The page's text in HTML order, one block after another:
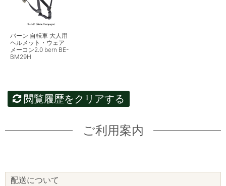
バーン 自転車 大人用
ヘルメット・ウェア
メーコン2.0 bern BE-
BM29H
閲覧履歴をクリアする
ご利用案内
配送について